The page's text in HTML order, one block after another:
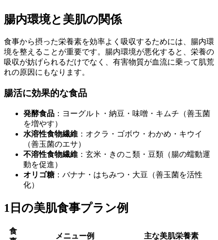
腸内環境と美肌の関係
食事から摂った栄養素を効率よく吸収するためには、腸内環
境を整えることが重要です。腸内環境が悪化すると、栄養の
吸収が妨げられるだけでなく、有害物質が血流に乗って肌荒
れの原因にもなります。
腸活に効果的な食品
発酵食品 ：ヨーグルト・納豆・味噌・キムチ（善玉菌
を増やす）
水溶性食物繊維 ：オクラ・ゴボウ・わかめ・キウイ
（善玉菌のエサ）
不溶性食物繊維 ：玄米・きのこ類・豆類（腸の蠕動運
動を促進）
オリゴ糖 ：バナナ・はちみつ・大豆（善玉菌を活性
化）
1日の美肌食事プラン例
食
メニュー例 主な美肌栄養素